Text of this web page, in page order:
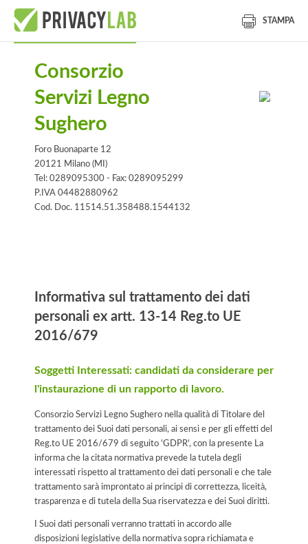
STAMPA
Consorzio
Servizi Legno
Sughero
Foro Buonaparte 12
20121 Milano (MI)
Tel: 0289095300 - Fax: 0289095299
P.IVA 04482880962
Cod. Doc. 11514.51.358488.1544132
Informativa sul trattamento dei dati
personali ex artt. 13-14 Reg.to UE
2016/679
Soggetti Interessati: candidati da considerare per
l'instaurazione di un rapporto di lavoro.
Consorzio Servizi Legno Sughero nella qualità di Titolare del
trattamento dei Suoi dati personali, ai sensi e per gli effetti del
Reg.to UE 2016/679 di seguito 'GDPR', con la presente La
informa che la citata normativa prevede la tutela degli
interessati rispetto al trattamento dei dati personali e che tale
trattamento sarà improntato ai principi di correttezza, liceità,
trasparenza e di tutela della Sua riservatezza e dei Suoi diritti.
I Suoi dati personali verranno trattati in accordo alle
disposizioni legislative della normativa sopra richiamata e